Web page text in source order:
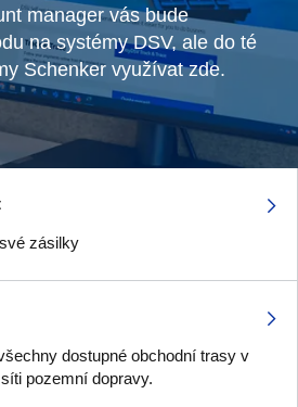
manager vás bude
na systémy DSV, ale do té
Schenker využívat zde.
zásilky
dostupné obchodní trasy v
pozemní dopravy.